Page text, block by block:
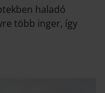
haladó
több inger, így